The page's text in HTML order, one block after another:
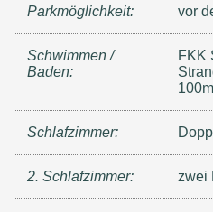
Parkmöglichkeit: vor
Schwimmen /
Baden:
FKK
100m
Schlafzimmer:
2. Schlafzimmer: zwei